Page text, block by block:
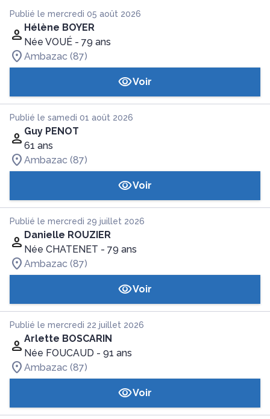
Publié le mercredi 05 août 2026
Hélène BOYER
Née VOUÉ - 79 ans
Ambazac (87)
Voir
Publié le samedi 01 août 2026
Guy PENOT
61 ans
Ambazac (87)
Voir
Publié le mercredi 29 juillet 2026
Danielle ROUZIER
Née CHATENET - 79 ans
Ambazac (87)
Voir
Publié le mercredi 22 juillet 2026
Arlette BOSCARIN
Née FOUCAUD - 91 ans
Ambazac (87)
Voir